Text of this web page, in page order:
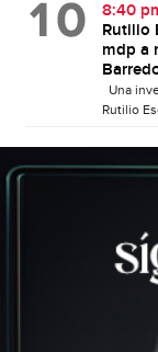
8:40
Rutilio
mdp a
Una
Rutilio